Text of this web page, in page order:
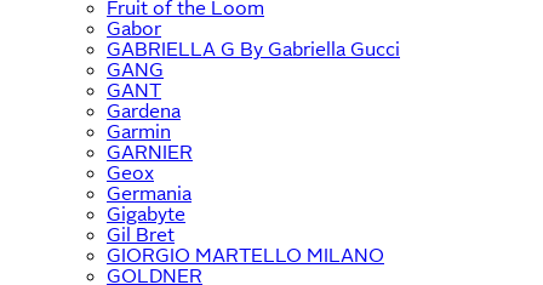
Fruit of the Loom
Gabor
GABRIELLA G By Gabriella Gucci
GANG
GANT
Gardena
Garmin
GARNIER
Geox
Germania
Gigabyte
Gil Bret
GIORGIO MARTELLO MILANO
GOLDNER